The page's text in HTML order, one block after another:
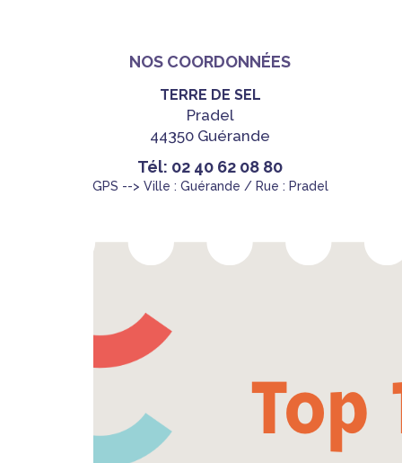
NOS COORDONNÉES
TERRE DE SEL
Pradel
44350 Guérande
Tél: 02 40 62 08 80
GPS --> Ville : Guérande / Rue : Pradel